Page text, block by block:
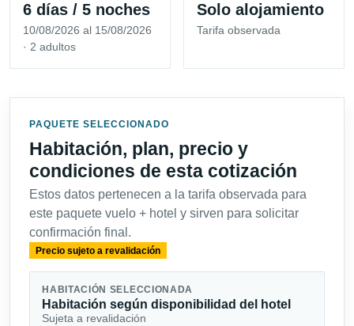
6 días / 5 noches
10/08/2026 al 15/08/2026
· 2 adultos
Solo alojamiento
Tarifa observada
PAQUETE SELECCIONADO
Habitación, plan, precio y
condiciones de esta cotización
Estos datos pertenecen a la tarifa observada para
este paquete vuelo + hotel y sirven para solicitar
confirmación final.
Precio sujeto a revalidación
HABITACIÓN SELECCIONADA
Habitación según disponibilidad del hotel
Sujeta a revalidación